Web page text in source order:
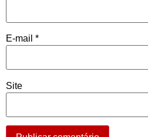
E-mail *
Site